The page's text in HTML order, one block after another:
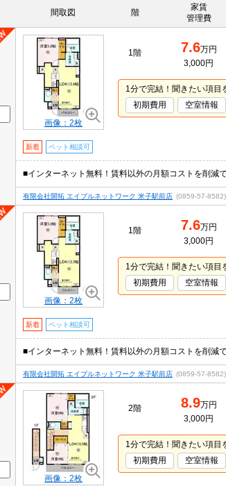
間取図 階
家賃
管理費
画像：2枚
1階 7.6万円
3,000円
1分で完結！聞きたい項目
初期費用
空室情報
新着 ペット相談可
有限会社開拓 エイブルネットワーク 米子駅前店 (0859-57-8582)
画像：2枚
1階 7.6万円
3,000円
1分で完結！聞きたい項目
初期費用
空室情報
新着 ペット相談可
有限会社開拓 エイブルネットワーク 米子駅前店 (0859-57-8582)
画像：2枚
2階 8.9万円
3,000円
1分で完結！聞きたい項目
初期費用
空室情報